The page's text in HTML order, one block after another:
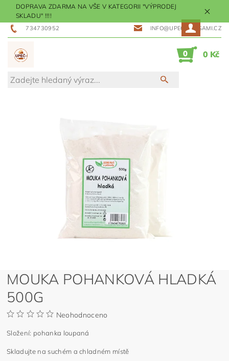
DOPRAVA ZDARMA NA VŠE V KATEGORII "VÝPRODEJ
SKLADU" !!!!
734730952 INFO@UPECMESISAMI.CZ
0 0 Kč
MOUKA POHANKOVÁ HLADKÁ
500G
Neohodnoceno
Složení: pohanka loupaná
Skladujte na suchém a chladném místě